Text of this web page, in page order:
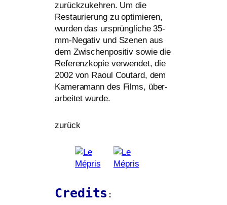
zurück­zu­keh­ren. Um die
Restaurierung zu opti­mie­ren,
wur­den das ursprüng­li­che 35-
mm-Negativ und Szenen aus
dem Zwischenpositiv sowie die
Referenzkopie ver­wen­det, die
2002 von Raoul Coutard, dem
Kameramann des Films, über­
ar­bei­tet wurde.
zurück
Credits :